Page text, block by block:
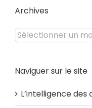
Archives
Archives
Naviguer sur le site
L’intelligence des